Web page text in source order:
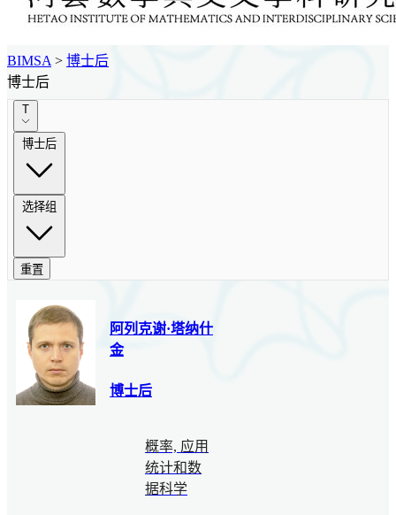
BIMSA > 博士后
博士后
T
博士后
选择组
重置
阿列克谢·塔纳什
金
博士后
概率, 应用
统计和数
据科学